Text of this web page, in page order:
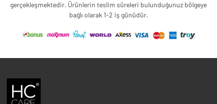
gerçekleşmektedir. Ürünlerin teslim süreleri bulunduğunuz bölgeye
bağlı olarak 1-2 iş günüdür.